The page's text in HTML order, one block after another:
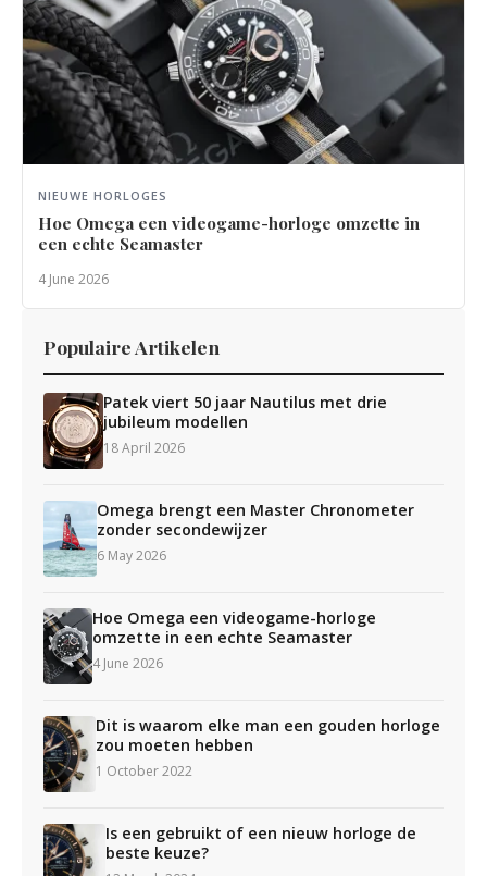
NIEUWE HORLOGES
Hoe Omega een videogame-horloge omzette in
een echte Seamaster
4 June 2026
Populaire Artikelen
Patek viert 50 jaar Nautilus met drie
jubileum modellen
18 April 2026
Omega brengt een Master Chronometer
zonder secondewijzer
6 May 2026
Hoe Omega een videogame-horloge
omzette in een echte Seamaster
4 June 2026
Dit is waarom elke man een gouden horloge
zou moeten hebben
1 October 2022
Is een gebruikt of een nieuw horloge de
beste keuze?